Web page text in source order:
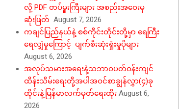
လို့ PDF တပ်မှူးကြီးများ အစည်းအဝေးမှ
ဆုံးဖြတ် August 7, 2026
ကချင်ပြည်နယ်နဲ့ စစ်ကိုင်းတိုင်းတို့မှာ ရေကြီး
ရေလျှံမှုကြောင့် ပျက်စီးဆုံးရှုံးမှုပိုများ
August 6, 2026
အလုပ်သမားအရေးနဲ့သဘာဝပတ်ဝန်းကျင်
ထိန်းသိမ်းရေးတို့အပါအဝင်စာချွန်လွှာ(၄)ခု
ထိုင်းနဲ့မြန်မာလက်မှတ်ရေးထိုး August 6,
2026